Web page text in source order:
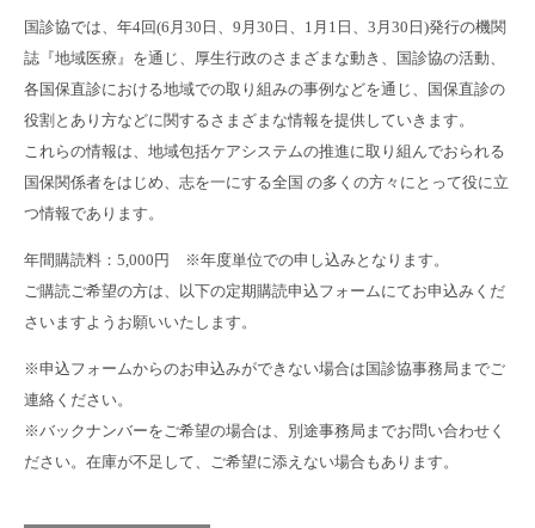
国診協では、年4回(6月30日、9月30日、1月1日、3月30日)発行の機関
誌『地域医療』を通じ、厚生行政のさまざまな動き、国診協の活動、
各国保直診における地域での取り組みの事例などを通じ、国保直診の
役割とあり方などに関するさまざまな情報を提供していきます。
これらの情報は、地域包括ケアシステムの推進に取り組んでおられる
国保関係者をはじめ、志を一にする全国 の多くの方々にとって役に立
つ情報であります。
年間購読料：5,000円 ※年度単位での申し込みとなります。
ご購読ご希望の方は、以下の定期購読申込フォームにてお申込みくだ
さいますようお願いいたします。
※申込フォームからのお申込みができない場合は国診協事務局までご
連絡ください。
※バックナンバーをご希望の場合は、別途事務局までお問い合わせく
ださい。在庫が不足して、ご希望に添えない場合もあります。